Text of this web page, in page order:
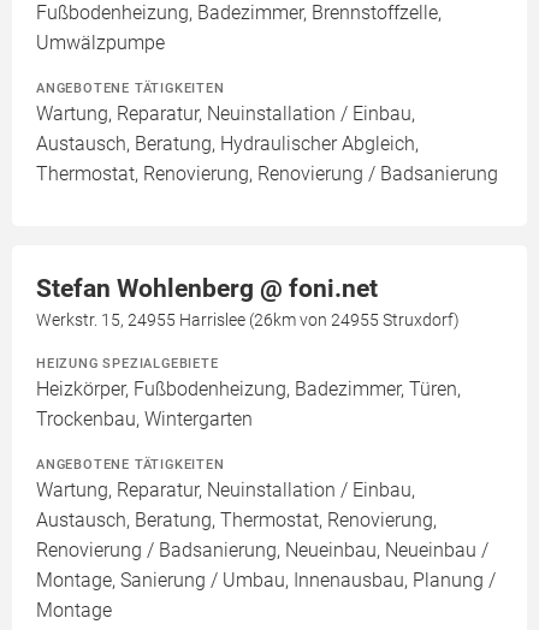
Fußbodenheizung, Badezimmer, Brennstoffzelle,
Umwälzpumpe
ANGEBOTENE TÄTIGKEITEN
Wartung, Reparatur, Neuinstallation / Einbau,
Austausch, Beratung, Hydraulischer Abgleich,
Thermostat, Renovierung, Renovierung / Badsanierung
Stefan Wohlenberg @ foni.net
Werkstr. 15, 24955 Harrislee (26km von 24955 Struxdorf)
HEIZUNG SPEZIALGEBIETE
Heizkörper, Fußbodenheizung, Badezimmer, Türen,
Trockenbau, Wintergarten
ANGEBOTENE TÄTIGKEITEN
Wartung, Reparatur, Neuinstallation / Einbau,
Austausch, Beratung, Thermostat, Renovierung,
Renovierung / Badsanierung, Neueinbau, Neueinbau /
Montage, Sanierung / Umbau, Innenausbau, Planung /
Montage